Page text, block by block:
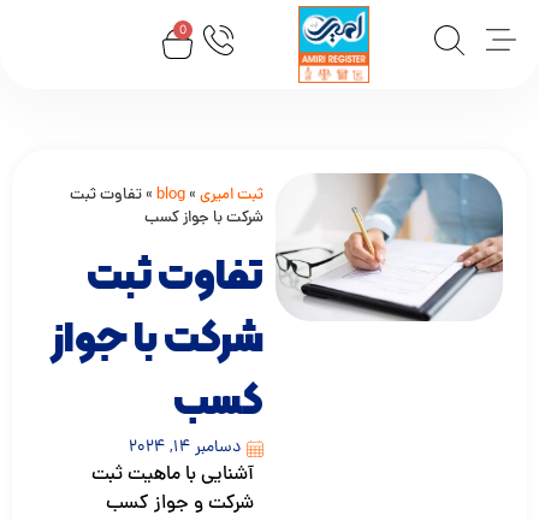
0
ثبت امیری»
blog
» تفاوت ثبت
شرکت با جواز کسب
تفاوت ثبت
شرکت با جواز
کسب
دسامبر 14, 2024
آشنایی با ماهیت ثبت
شرکت و جواز کسب